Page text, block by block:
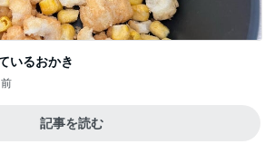
いるおかき
記事を読む